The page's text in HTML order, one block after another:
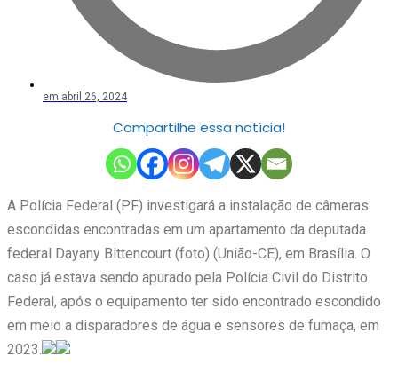
em abril 26, 2024
Compartilhe essa notícia!
A Polícia Federal (PF) investigará a instalação de câmeras
escondidas encontradas em um apartamento da deputada
federal Dayany Bittencourt (foto) (União-CE), em Brasília. O
caso já estava sendo apurado pela Polícia Civil do Distrito
Federal, após o equipamento ter sido encontrado escondido
em meio a disparadores de água e sensores de fumaça, em
2023.